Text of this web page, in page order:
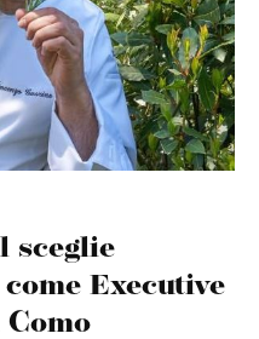
sceglie
Executive